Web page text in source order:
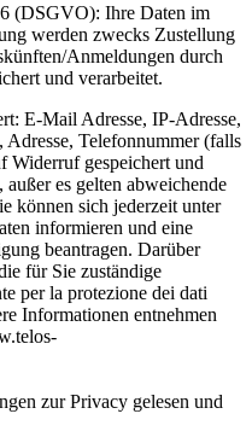
(DSGVO): Ihre Daten im
werden zwecks Zustellung
Anmeldungen durch
und verarbeitet.
E-Mail Adresse, IP-Adresse,
Telefonnummer (falls
Widerruf gespeichert und
es gelten abweichende
können sich jederzeit unter
informieren und eine
beantragen. Darüber
für Sie zuständige
per la protezione dei dati
Informationen entnehmen
zur Privacy gelesen und